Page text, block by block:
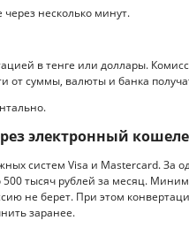
через несколько минут.
в тенге или доллары.
от суммы, валюты и банка
электронный
систем Visa и Mastercard. За
500 тысяч рублей за месяц.
не берет. При этом
заранее.